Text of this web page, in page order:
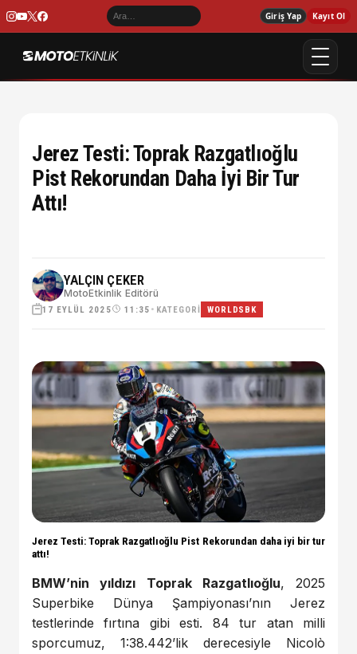
Giriş Yap Kayıt Ol
Jerez Testi: Toprak Razgatlıoğlu
Pist Rekorundan Daha İyi Bir Tur
Attı!
YALÇIN ÇEKER
MotoEtkinlik Editörü
17 EYLÜL 2025 11:35 • KATEGORI WORLDSBK
Jerez Testi: Toprak Razgatlıoğlu Pist Rekorundan daha iyi bir tur
attı!
BMW’nin yıldızı Toprak Razgatlıoğlu, 2025
Superbike Dünya Şampiyonası’nın Jerez
testlerinde fırtına gibi esti. 84 tur atan milli
sporcumuz, 1:38.442’lik derecesiyle Nicolò